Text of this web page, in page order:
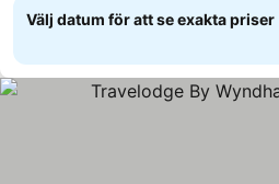
Välj datum för att se exakta priser